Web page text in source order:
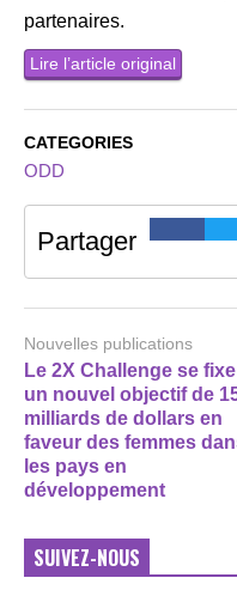
partenaires.
Lire l’article original
CATEGORIES
ODD
Partager
Nouvelles publications
Le 2X Challenge se fixe
un nouvel objectif de
milliards de dollars en
faveur des femmes
les pays en
développement
SUIVEZ-NOUS